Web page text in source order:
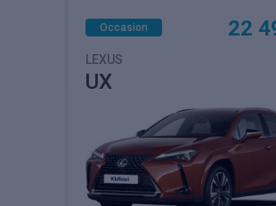
Occasion 22
LEXUS
UX